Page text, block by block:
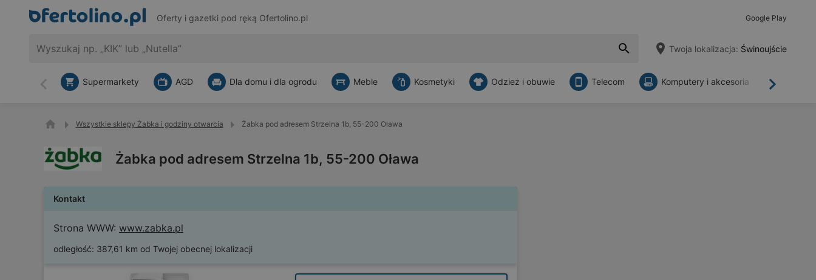
Oferty i gazetki pod ręką Ofertolino.pl Google Play
Twoja lokalizacja: Świnoujście
Wstecz Dalej
Supermarkety AGD Dla domu i dla ogrodu Meble Kosmetyki Odzież i obuwie Telecom Komputery i akcesoria
Wszystkie sklepy Żabka i godziny otwarcia Żabka pod adresem Strzelna 1b, 55-200 Oława
Żabka pod adresem Strzelna 1b, 55-200 Oława
Kontakt
Strona WWW: www.zabka.pl
odległość: 387,61 km od Twojej obecnej lokalizacji